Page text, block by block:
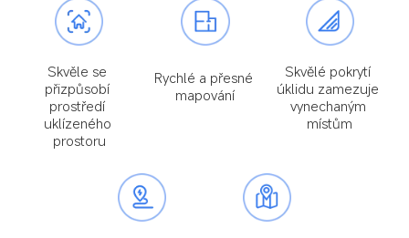
Skvěle se
přizpůsobí
prostředí
uklízeného
prostoru
Rychlé a přesné
mapování
Skvělé pokrytí
úklidu zamezuje
vynechaným
místům